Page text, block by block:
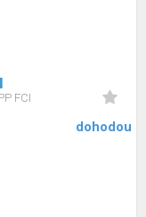
FCI
dohodou